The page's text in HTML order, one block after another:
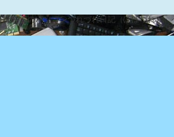
ろんのパソコンつれづれ日記（ぽぽづれ）』